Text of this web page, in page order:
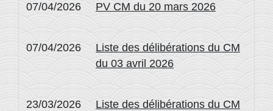
07/04/2026 PV CM du 20 mars 2026
07/04/2026
Liste des délibérations du CM
du 03 avril 2026
23/03/2026
Liste des délibérations du CM